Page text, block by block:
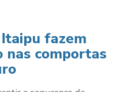
fazem
nas comportas